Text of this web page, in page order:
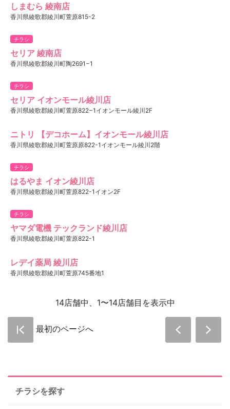
しまむら 綾南店
香川県綾歌郡綾川町萱原815-2
チラシ
セリア 綾南店
香川県綾歌郡綾川町陶2691−1
チラシ
セリア イオンモール綾川店
香川県綾歌郡綾川町萱原822−1イオンモール綾川2F
ニトリ 【デコホーム】イオンモール綾川店
香川県綾歌郡綾川町萱原原822-1イオンモール綾川2階
チラシ
はるやま イオン綾川店
香川県綾歌郡綾川町萱原822-1イオン2F
チラシ
ヤマダ電機 テックランド綾川店
香川県綾歌郡綾川町萱原822-1
レデイ薬局 綾川店
香川県綾歌郡綾川町萱原745番地1
14店舗中、1〜14店舗目を表示中
最初のページへ
チラシを探す